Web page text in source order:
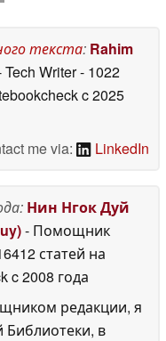
текста: Rahim
Tech Writer- 1022
c 2025
me via:
LinkedIn
Нин Нгок Дуй
- Помощник
статей на
c 2008 года
редакции, я
в